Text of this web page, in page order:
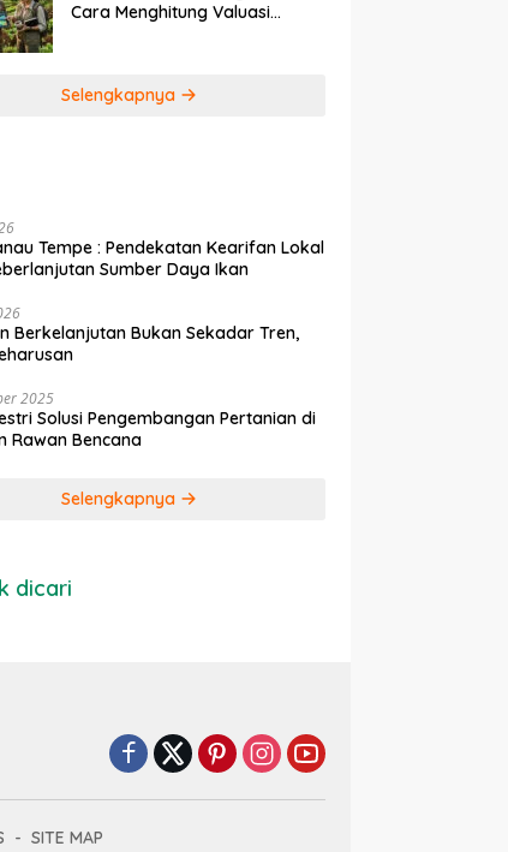
Cara Menghitung Valuasi
Selengkapnya
Tempe : Pendekatan Kearifan Lokal
Sumber Daya Ikan
Berkelanjutan Bukan Sekadar Tren,
2025
Solusi Pengembangan Pertanian di
Rawan Bencana
Selengkapnya
dicari
SITE MAP